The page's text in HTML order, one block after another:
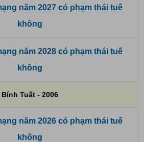
năm 2027 có phạm thái tuế
không
năm 2028 có phạm thái tuế
không
Bính Tuất - 2006
năm 2026 có phạm thái tuế
không